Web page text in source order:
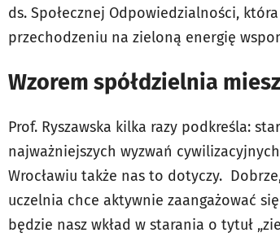
ds. Społecznej Odpowiedzialności,
przechodzeniu na zieloną energię
Wzorem spółdzielnia
Prof. Ryszawska kilka razy podkreśla:
najważniejszych wyzwań
Wrocławiu także nas to dotyczy.
uczelnia chce aktywnie zaangażować
będzie nasz wkład w starania o tytuł